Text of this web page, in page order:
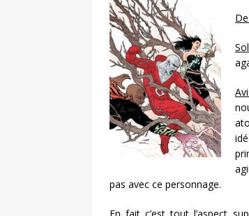
pas avec ce personnage.